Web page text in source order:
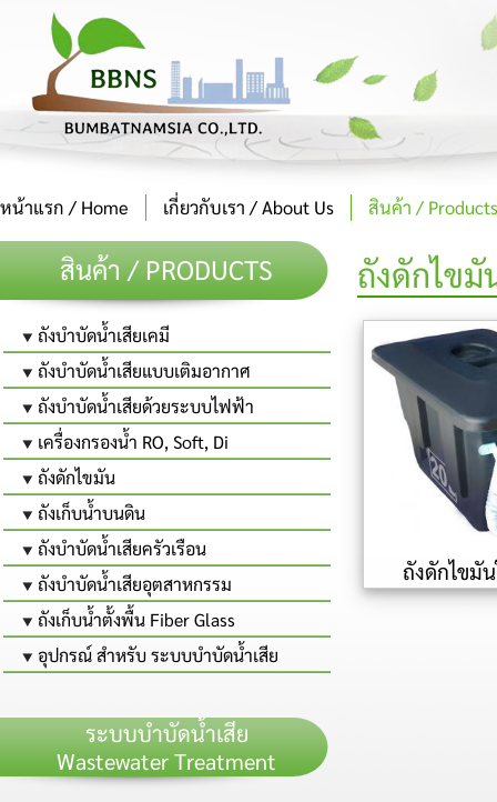
หน้าแรก / Home เกี่ยวกับเรา / About Us สินค้า / Products
สินค้า / PRODUCTS
ถังบำบัดน้ำเสียเคมี
ถังบำบัดน้ำเสียแบบเติมอากาศ
ถังบำบัดน้ำเสียด้วยระบบไฟฟ้า
เครื่องกรองน้ำ RO, Soft, Di
ถังดักไขมัน
ถังเก็บน้ำบนดิน
ถังบำบัดน้ำเสียครัวเรือน
ถังบำบัดน้ำเสียอุตสาหกรรม
ถังเก็บน้ำตั้งพื้น Fiber Glass
อุปกรณ์ สำหรับ ระบบบำบัดน้ำเสีย
ระบบบำบัดน้ำเสีย
Wastewater Treatment
ถังดักไขมั
ถังดักไขมั